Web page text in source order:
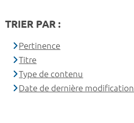
TRIER PAR :
Pertinence
Titre
Type de contenu
Date de dernière modification